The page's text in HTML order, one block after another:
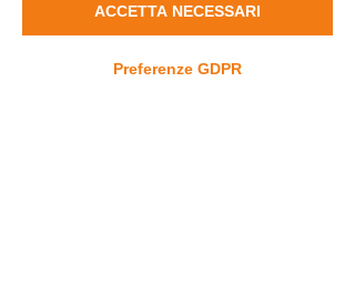
ACCETTA NECESSARI
Preferenze GDPR